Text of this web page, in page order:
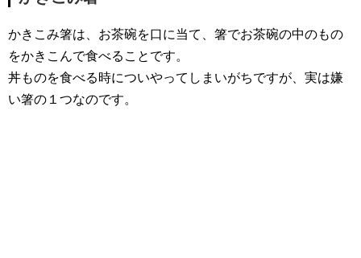
かきこみ箸は、お茶碗を口に当て、箸でお茶碗の中のもの
をかきこんで食べることです。
丼ものを食べる時についやってしまいがちですが、実は嫌
い箸の１つなのです。